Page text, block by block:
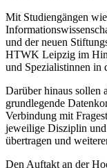
Mit Studiengängen
und der neuen
HTWK Leipzig im
und Spezialistinnen in
Darüber hinaus sollen
grundlegende
Verbindung mit
jeweilige Disziplin
übertragen und
Den Auftakt an der